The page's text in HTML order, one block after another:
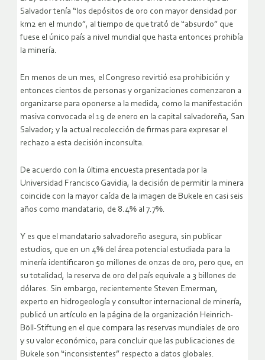
Salvador tenía “los depósitos de oro con mayor densidad por
km2 en el mundo”, al tiempo de que trató de “absurdo” que
fuese el único país a nivel mundial que hasta entonces prohibía
la minería.
En menos de un mes, el Congreso revirtió esa prohibición y
entonces cientos de personas y organizaciones comenzaron a
organizarse para oponerse a la medida, como la manifestación
masiva convocada el 19 de enero en la capital salvadoreña, San
Salvador; y la actual recolección de firmas para expresar el
rechazo a esta decisión inconsulta.
De acuerdo con la última encuesta presentada por la
Universidad Francisco Gavidia, la decisión de permitir la minera
coincide con la mayor caída de la imagen de Bukele en casi seis
años como mandatario, de 8.4% al 7.7%.
Y es que el mandatario salvadoreño asegura, sin publicar
estudios, que en un 4% del área potencial estudiada para la
minería identificaron 50 millones de onzas de oro, pero que, en
su totalidad, la reserva de oro del país equivale a 3 billones de
dólares. Sin embargo, recientemente Steven Emerman,
experto en hidrogeología y consultor internacional de minería,
publicó un artículo en la página de la organización Heinrich-
Böll-Stiftung en el que compara las reservas mundiales de oro
y su valor económico, para concluir que las publicaciones de
Bukele son “inconsistentes” respecto a datos globales.